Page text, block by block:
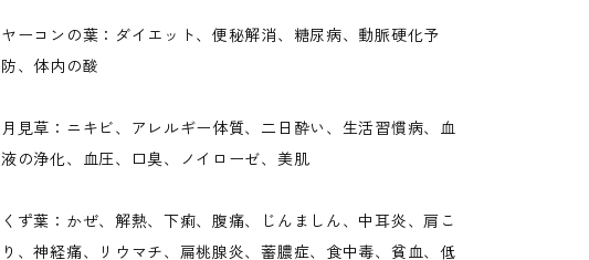
ヤーコンの葉：ダイエット、便秘解消、糖尿病、動脈硬化予
防、体内の酸
月見草：ニキビ、アレルギー体質、二日酔い、生活習慣病、血
液の浄化、血圧、口臭、ノイローゼ、美肌
くず葉：かぜ、解熱、下痢、腹痛、じんましん、中耳炎、肩こ
り、神経痛、リウマチ、扁桃腺炎、蓄膿症、食中毒、貧血、低